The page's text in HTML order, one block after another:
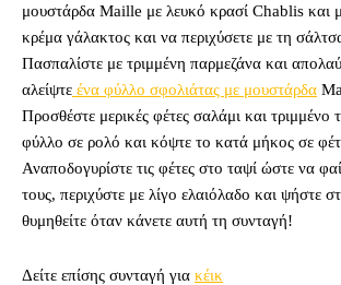
μουστάρδα Maille με λευκό κρασί Chablis και
κρέμα γάλακτος και να περιχύσετε με τη
Πασπαλίστε με τριμμένη παρμεζάνα και
αλείψτε ένα φύλλο σφολιάτας με μουστάρδα
Προσθέστε μερικές φέτες σαλάμι και τριμμένο
φύλλο σε ρολό και κόψτε το κατά μήκος σε
Αναποδογυρίστε τις φέτες στο ταψί ώστε να
τους, περιχύστε με λίγο ελαιόλαδο και ψήστε
θυμηθείτε όταν κάνετε αυτή τη συνταγή!
Δείτε επίσης συνταγή για κέικ